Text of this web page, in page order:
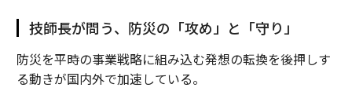
技師長が問う、防災の「攻め」と「守り」
防災を平時の事業戦略に組み込む発想の転換を後押しす
る動きが国内外で加速している。